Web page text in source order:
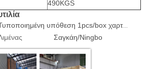
490KGS
Τυποποιημένη υπόθεση 1pcs/box χαρτοκιβωτίων ή κοντραπλακέ εξαγωγής
Σαγκάη/Ningbo